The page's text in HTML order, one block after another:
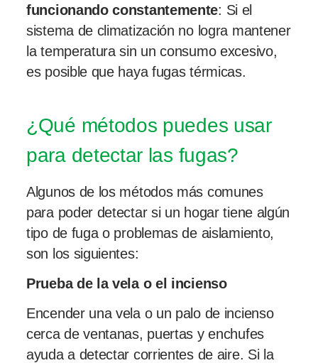
funcionando constantemente: Si el
sistema de climatización no logra mantener
la temperatura sin un consumo excesivo,
es posible que haya fugas térmicas.
¿Qué métodos puedes usar
para detectar las fugas?
Algunos de los métodos más comunes
para poder detectar si un hogar tiene algún
tipo de fuga o problemas de aislamiento,
son los siguientes:
Prueba de la vela o el incienso
Encender una vela o un palo de incienso
cerca de ventanas, puertas y enchufes
ayuda a detectar corrientes de aire. Si la